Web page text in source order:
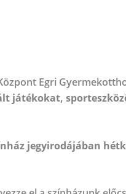
Egri
játékokat,
jegyirodájában